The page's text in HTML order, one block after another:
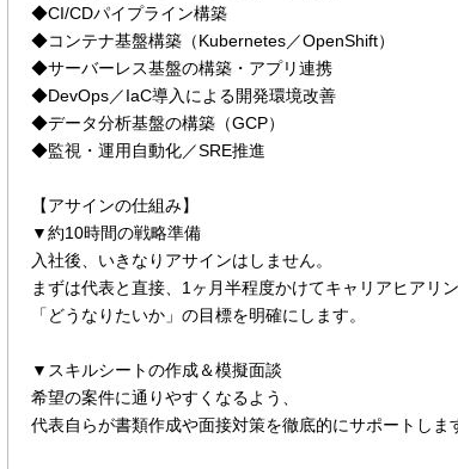
◆CI/CDパイプライン構築
◆コンテナ基盤構築（Kubernetes／OpenShift）
◆サーバーレス基盤の構築・アプリ連携
◆DevOps／IaC導入による開発環境改善
◆データ分析基盤の構築（GCP）
◆監視・運用自動化／SRE推進
【アサインの仕組み】
▼約10時間の戦略準備
入社後、いきなりアサインはしません。
まずは代表と直接、1ヶ月半程度かけてキャリアヒアリン
「どうなりたいか」の目標を明確にします。
▼スキルシートの作成＆模擬面談
希望の案件に通りやすくなるよう、
代表自らが書類作成や面接対策を徹底的にサポートしま